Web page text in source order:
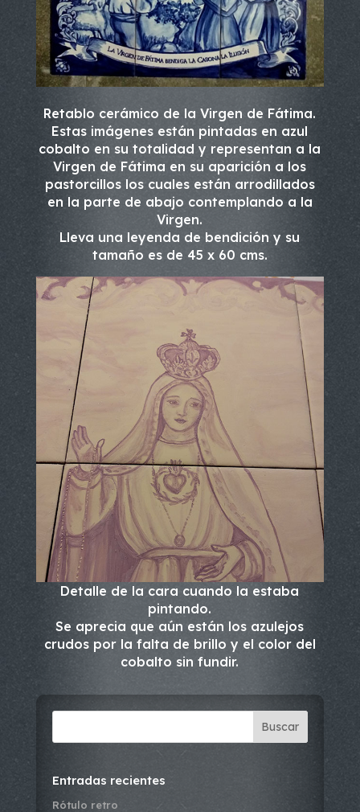
Retablo cerámico de la Virgen de Fátima.
Estas imágenes están pintadas en azul
cobalto en su totalidad y representan a la
Virgen de Fátima en su aparición a los
pastorcillos los cuales están arrodillados
en la parte de abajo contemplando a la
Virgen.
Lleva una leyenda de bendición y su
tamaño es de 45 x 60 cms.
Detalle de la cara cuando la estaba
pintando.
Se aprecia que aún están los azulejos
crudos por la falta de brillo y el color del
cobalto sin fundir.
Buscar
Entradas recientes
Rótulo retro